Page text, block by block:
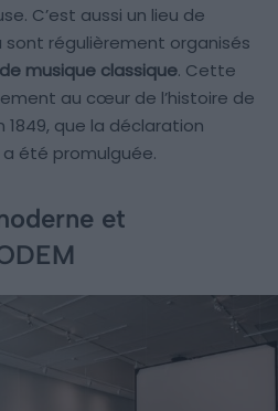
C’est aussi un lieu de
sont régulièrement organisés
musique classique. Cette
au cœur de l’histoire de
1849, que la déclaration
été promulguée.
et